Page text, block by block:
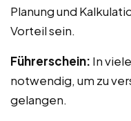
Planung und
Vorteil sein.
Führerschein: In
notwendig, um zu
gelangen.